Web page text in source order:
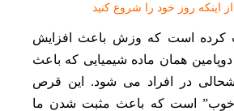
روز خود را شروع کنید
کرده است که وزش باعث افزایش
همان ماده شیمیایی که باعث
در افراد می شود. این قرص
است که باعث مثبت شدن ما